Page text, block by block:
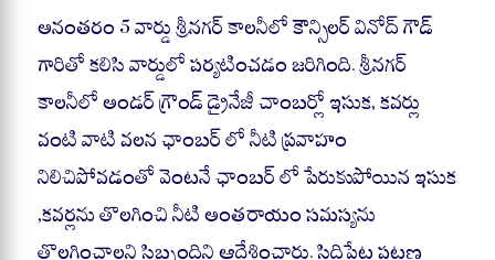
అనంతరం 5 వార్డు శ్రీనగర్ కాలనీలో కౌన్సిలర్ వినోద్ గౌడ్
గారితో కలిసి వార్డులో పర్యటించడం జరిగింది. శ్రీనగర్
కాలనీలో అండర్ గ్రౌండ్ డ్రైనేజీ చాంబర్లో ఇసుక, కవర్లు
వంటి వాటి వలన ఛాంబర్ లో నీటి ప్రవాహం
నిలిచిపోవడంతో వెంటనే ఛాంబర్ లో పేరుకుపోయిన ఇసుక
,కవర్లను తొలగించి నీటి అంతరాయం సమస్యను